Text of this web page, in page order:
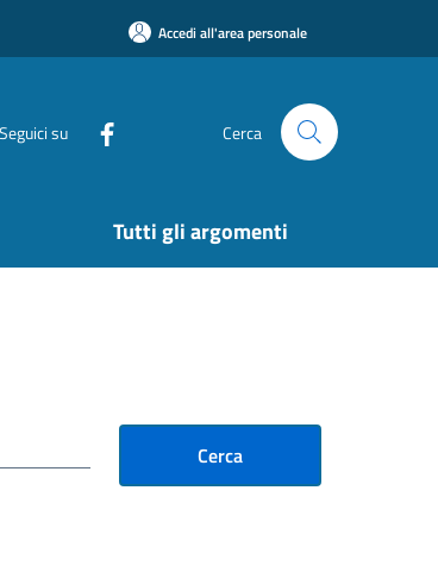
Accedi all'area personale
Seguici su Cerca
Tutti gli argomenti
Cerca